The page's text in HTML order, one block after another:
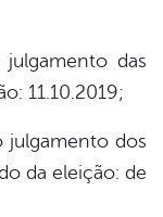
das
11.10.2019;
julgamento dos
da eleição: de